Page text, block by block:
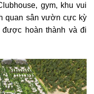
gym, khu vui
quan sân vườn cực kỳ
hoàn thành và đi